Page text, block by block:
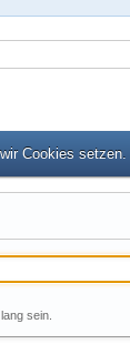
Cookies setzen.
sein.